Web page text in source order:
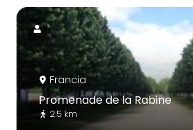
Francia
Promenade de la Rabine
2.5 km